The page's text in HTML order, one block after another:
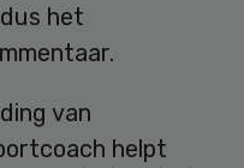
het
van
helpt